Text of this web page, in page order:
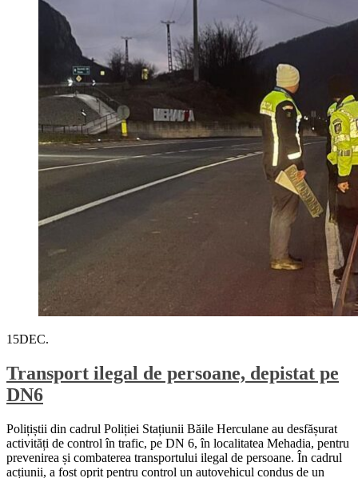
15DEC.
Transport ilegal de persoane, depistat pe
DN6
Polițiștii din cadrul Poliției Stațiunii Băile Herculane au desfășurat
activități de control în trafic, pe DN 6, în localitatea Mehadia, pentru
prevenirea și combaterea transportului ilegal de persoane. În cadrul
acțiunii, a fost oprit pentru control un autovehicul condus de un